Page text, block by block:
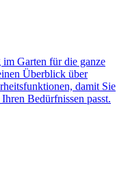
Garten für die ganze
Überblick über
damit Sie
Bedürfnissen passt.